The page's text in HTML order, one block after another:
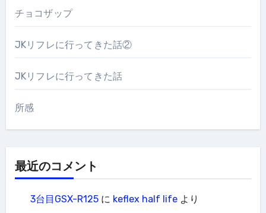
チョコザップ
JKリフレに行ってきた話②
JKリフレに行ってきた話
所感
最近のコメント
3台目GSX-R125に keflex half lifeより